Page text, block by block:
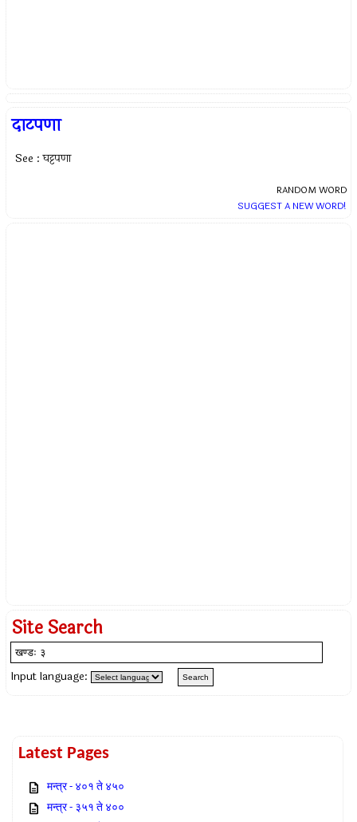
दाटपणा
See : घट्टपणा
RANDOM WORD
SUGGEST A NEW WORD!
Site Search
Input language:
Latest Pages
मन्त्र - ४०१ ते ४५०
मन्त्र - ३५१ ते ४००